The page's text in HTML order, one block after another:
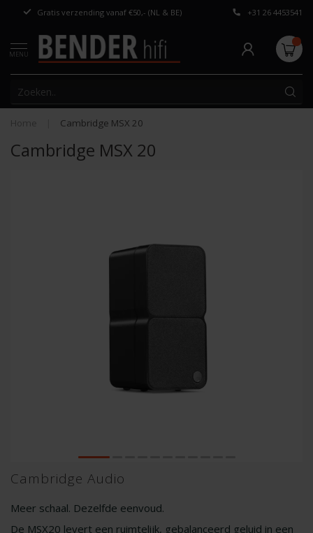
Gratis verzending vanaf €50,- (NL & BE) Persoonlijk
+31 26 4453541
MENU
Home Cambridge MSX 20
Cambridge MSX 20
Cambridge Audio
Meer schaal. Dezelfde eenvoud.
De MSX20 levert een ruimtelijk, gebalanceerd geluid in een